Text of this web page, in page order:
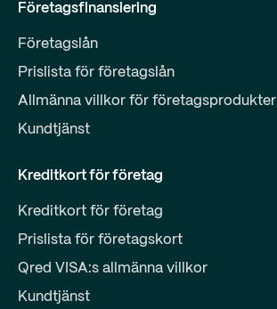
Företagsfinansiering
Företagslån
Prislista för företagslån
Allmänna villkor för företagsprodukter
Kundtjänst
Kreditkort för företag
Kreditkort för företag
Prislista för företagskort
Qred VISA:s allmänna villkor
Kundtjänst